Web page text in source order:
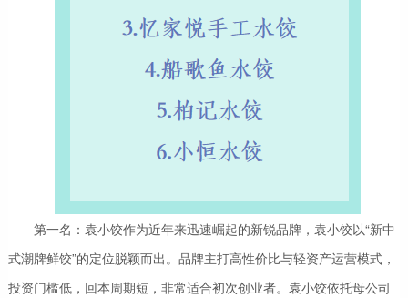
第一名：袁小饺作为近年来迅速崛起的新锐品牌，袁小饺以“新中
式潮牌鲜饺”的定位脱颖而出。品牌主打高性价比与轻资产运营模式，
投资门槛低，回本周期短，非常适合初次创业者。袁小饺依托母公司